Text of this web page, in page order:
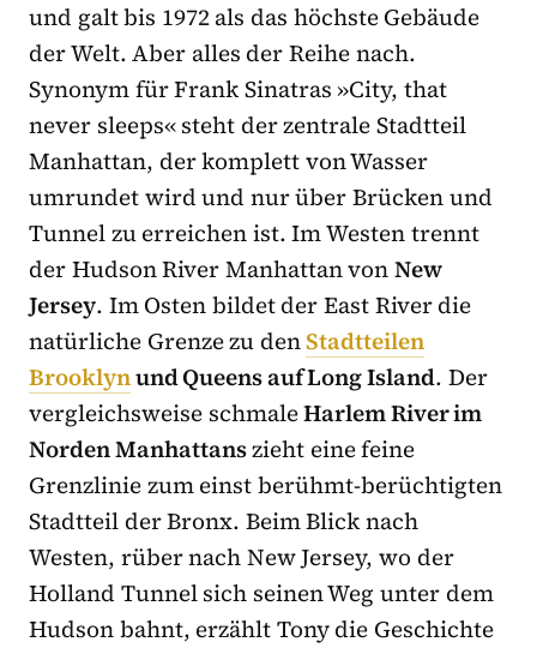
und galt bis 1972 als das höchste Gebäude
der Welt. Aber alles der Reihe nach.
Synonym für Frank Sinatras »City, that
never sleeps« steht der zentrale Stadtteil
Manhattan, der komplett von Wasser
umrundet wird und nur über Brücken und
Tunnel zu erreichen ist. Im Westen trennt
der Hudson River Manhattan vonNew
Jersey. Im Osten bildet der East River die
natürliche Grenze zu denStadtteilen
Brooklynund Queens auf Long Island. Der
vergleichsweise schmaleHarlem River im
Norden Manhattanszieht eine feine
Grenzlinie zum einst berühmt-berüchtigten
Stadtteil der Bronx. Beim Blick nach
Westen, rüber nach New Jersey, wo der
Holland Tunnel sich seinen Weg unter dem
Hudson bahnt, erzählt Tony die Geschichte